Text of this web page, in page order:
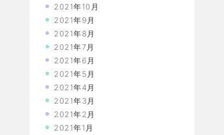
2021年10月
2021年9月
2021年8月
2021年7月
2021年6月
2021年5月
2021年4月
2021年3月
2021年2月
2021年1月